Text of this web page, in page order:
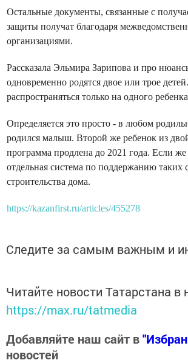
Остальные документы, связанные с
защиты получат благодаря
организациями.
Рассказала Эльмира Зарипова и про
одновременно родятся двое или трое
распространяться только на одного
Определяется это просто - в любом
родился малыш. Второй же ребенок из
программа продлена до 2021 года. Если же
отдельная система по поддержанию таких
строительства дома.
https://kazanfirst.ru/articles/455278
Следите за самым важным и
Читайте новости Татарстана
https://max.ru/tatmedia
Добавляйте наш сайт в
новостей